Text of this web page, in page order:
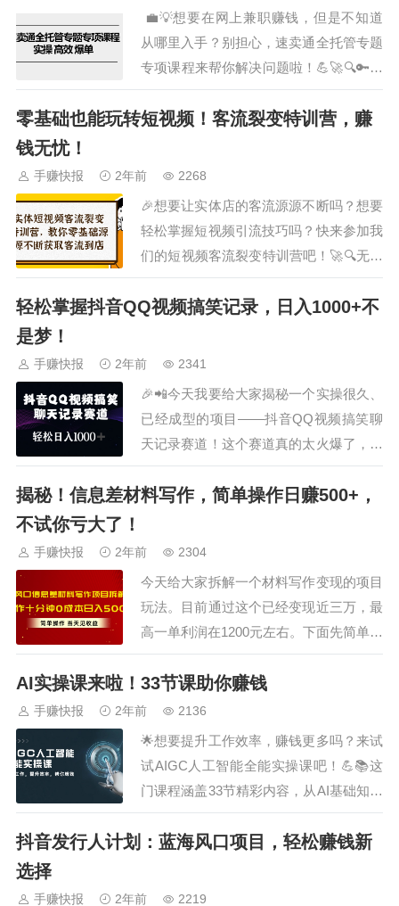
实战操作技巧，从选品、上架、推广到售
后服务，全程指导你如何在速卖通平台上
脱颖而出，轻…
💼💡想要在网上兼职赚钱，但是不知道
从哪里入手？别担心，速卖通全托管专题
专项课程来帮你解决问题啦！💪🚀🔍🔑这
个课程简直是赚钱秘籍，它不仅有实操指
导，还有高效的学习方法和爆单技巧。无
都能从中受益良多。📈💰💻💎在课程中，
高…
零基础也能玩转短视频！客流裂变特训营，赚
钱无忧！
手赚快报 2年前 2268
🎉想要让实体店的客流源源不断吗？想要
轻松掌握短视频引流技巧吗？快来参加我
们的短视频客流裂变特训营吧！🚀🔍无论
你是实体行业的老板还是负责人，无论你
的帐号流量如何，只要你渴望获取更多同
选！💼📚在特训营中，你将学会如何打开
目光。同时，…
轻松掌握抖音QQ视频搞笑记录，日入1000+不
是梦！
手赚快报 2年前 2341
🎉📲今天我要给大家揭秘一个实操很久、
已经成型的项目——抖音QQ视频搞笑聊
天记录赛道！这个赛道真的太火爆了，轻
松日入1000+不是梦！💻💡我们的玩法超
级简单，就是用趣味搞笑的聊天记录形式
频，都是年轻人的聚集地，流量池巨大，
去做，轻松…
揭秘！信息差材料写作，简单操作日赚500+，
不试你亏大了！
手赚快报 2年前 2304
今天给大家拆解一个材料写作变现的项目
玩法。目前通过这个已经变现近三万，最
高一单利润在1200元左右。下面先简单给
大家做一个项目介绍：材料写作：就是给
客户提供材料代笔、润色、修改等服务。
主要的客户群是以国企事业单位和体制内
客服为主，这种客户对材料这一块的需求
比较一致的，而且付费意愿非常高，材料
的返修率…
AI实操课来啦！33节课助你赚钱
手赚快报 2年前 2136
🌟想要提升工作效率，赚钱更多吗？来试
试AIGC人工智能全能实操课吧！💪📚这
门课程涵盖33节精彩内容，从AI基础知识
到高级应用技巧，一网打尽！🔍💡通过学
习，你将掌握AI在工作中的实际应用，轻
处理还是自动化办公，AI都能为你提供强
抖音发行人计划：蓝海风口项目，轻松赚钱新
选择
手赚快报 2年前 2219